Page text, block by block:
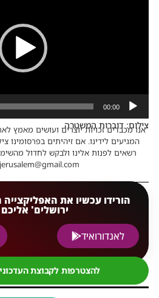
00:00
צילום: דוברות המשטרה
אנו מכבדים זכויות יוצרים ועושים מאמץ
המגיעים לידינו. אם זיהיתים בפרסומינו
רשאים לפנות אלינו ולבקש לחדול
הורידו עכשיו את
ירושלים' אליכם
לאנדורואיד
להצטרפות לקבוצת